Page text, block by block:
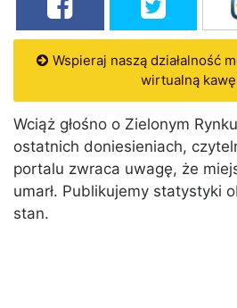
Wspieraj naszą działalność
wirtualną
Wciąż głośno o Zielonym
ostatnich doniesieniach,
portalu zwraca uwagę, że
umarł. Publikujemy statystyki
stan.